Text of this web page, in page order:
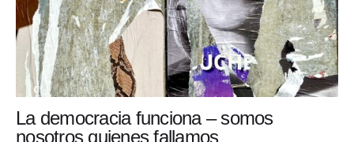
La democracia funciona – somos
nosotros quienes fallamos